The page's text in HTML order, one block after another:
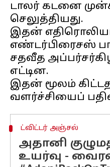
டாலர் கடனை
செலுத்தியது.
இதன்
எண்டர்பிரைசஸ்
சதவீத
எட்டின.
இதன் மூலம்
ட்விட்டர் அஞ்சல்
அதானி
உயர்வு -